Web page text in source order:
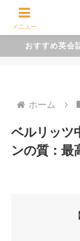
おすすめ英会
ホーム
ベルリッツ
ンの質：最
メニュー